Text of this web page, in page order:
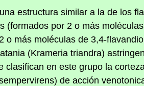
estructura similar a la de los
(formados por 2 o más
o más moléculas de 3,4-
(Krameria triandra)
clasifican en este grupo la
de acción